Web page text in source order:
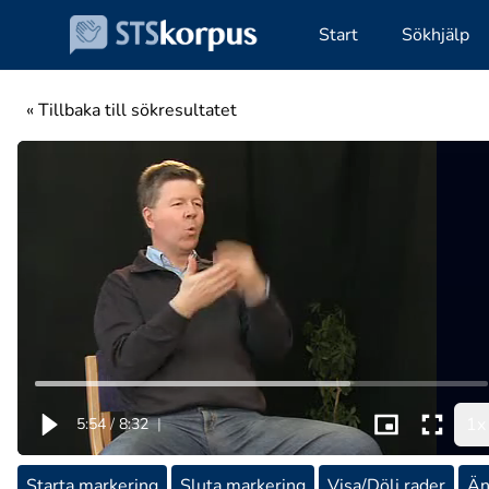
Start Sökhjälp
« Tillbaka till sökresultatet
5:54 / 8:32 |